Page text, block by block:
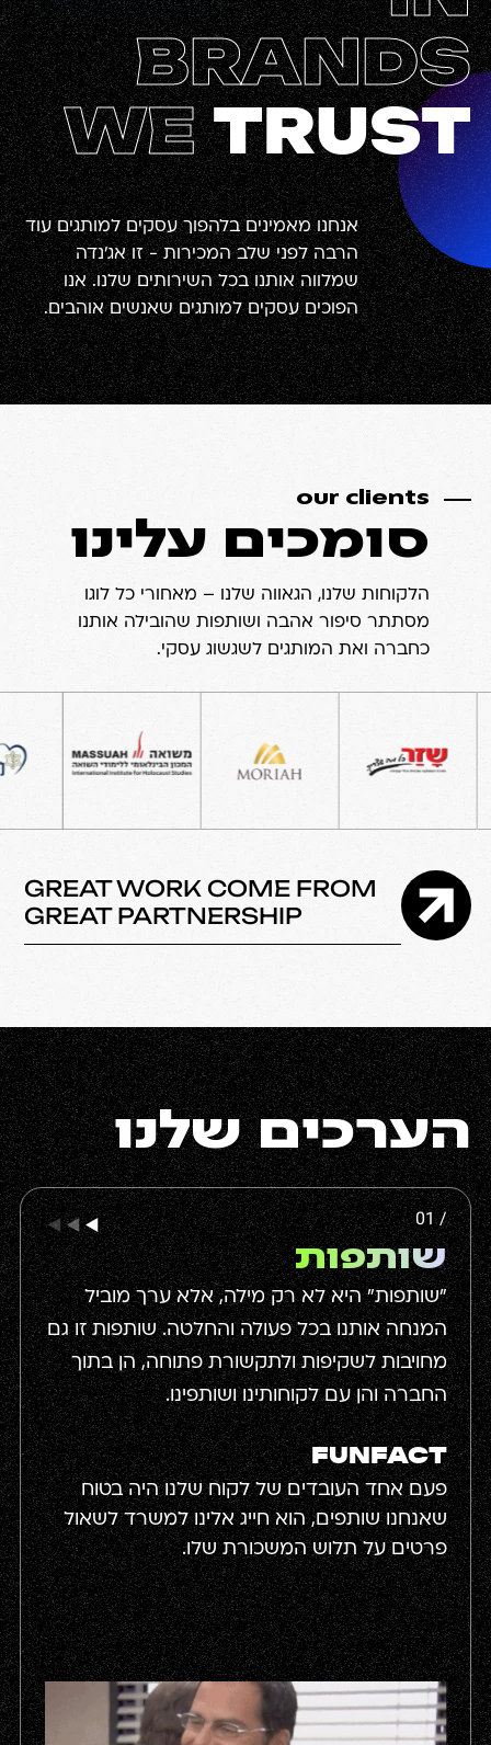
BRANDS
WE TRUST
אנחנו מאמינים בלהפוך עסקים למותגים עוד
הרבה לפני שלב המכירות - זו אג׳נדה
שמלווה אותנו בכל השירותים שלנו. אנו
הפוכים עסקים למותגים שאנשים אוהבים.
our clients
סומכים עלינו
הלקוחות שלנו, הגאווה שלנו – מאחורי כל לוגו
מסתתר סיפור אהבה ושותפות שהובילה אותנו
כחברה ואת המותגים לשגשוג עסקי.
GREAT WORK COME FROM
GREAT PARTNERSHIP
הערכים שלנו
01 /
שותפות
"שותפות" היא לא רק מילה, אלא ערך מוביל
המנחה אותנו בכל פעולה והחלטה. שותפות זו גם
מחויבות לשקיפות ולתקשורת פתוחה, הן בתוך
החברה והן עם לקוחותינו ושותפינו.
FUNFACT
פעם אחד העובדים של לקוח שלנו היה בטוח
שאנחנו שותפים, הוא חייג אלינו למשרד לשאול
פרטים על תלוש המשכורת שלו.